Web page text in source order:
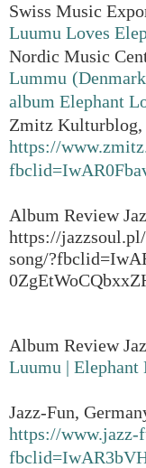
Swiss Music
Luumu Loves
Nordic Music
Lummu
album Elephant
Zmitz Kulturblog,
https://
Album Review
https://
song/
Album Review
Luumu | Elephant
Jazz-Fun,
https://www.jazz-